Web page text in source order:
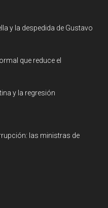
y la despedida de Gustavo
que reduce el
y la regresión
las ministras de